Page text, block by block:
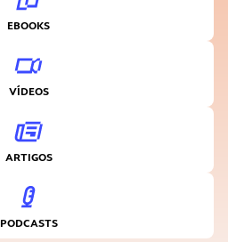
EBOOKS
VÍDEOS
ARTIGOS
PODCASTS